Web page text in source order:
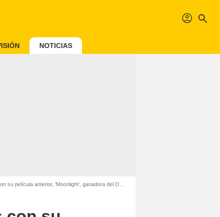
profil search
NOTICIAS
película anterior, ‘Moonlight’, ganadora del Oscar